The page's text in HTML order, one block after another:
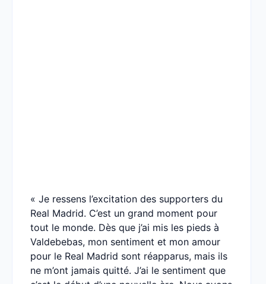
« Je ressens l’excitation des supporters du
Real Madrid. C’est un grand moment pour
tout le monde. Dès que j’ai mis les pieds à
Valdebebas, mon sentiment et mon amour
pour le Real Madrid sont réapparus, mais ils
ne m’ont jamais quitté. J’ai le sentiment que